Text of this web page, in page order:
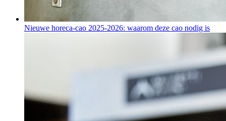
Nieuwe horeca-cao 2025-2026: waarom deze cao nodig is